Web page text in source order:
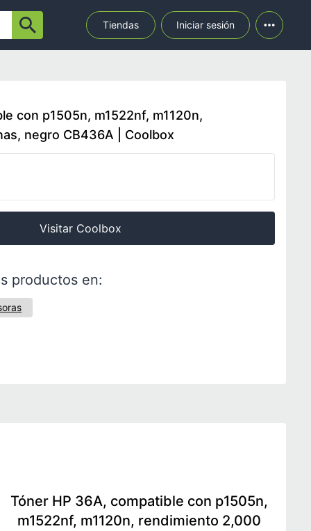
Tiendas Iniciar sesión
con p1505n, m1522nf, m1120n,
negro CB436A | Coolbox
Visitar Coolbox
productos en:
Tóner HP 36A, compatible con p1505n,
m1522nf, m1120n, rendimiento 2,000